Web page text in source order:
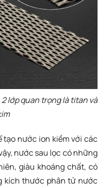
lớp quan trọng là titan và
tạo nước ion kiềm với các
nước sau lọc có những
giàu khoáng chất, có
kích thước phân tử nước